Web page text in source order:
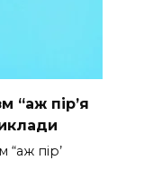
“аж пір’я
“аж пір’